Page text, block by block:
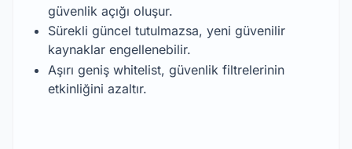
güvenlik açığı oluşur.
Sürekli güncel tutulmazsa, yeni güvenilir
kaynaklar engellenebilir.
Aşırı geniş whitelist, güvenlik filtrelerinin
etkinliğini azaltır.